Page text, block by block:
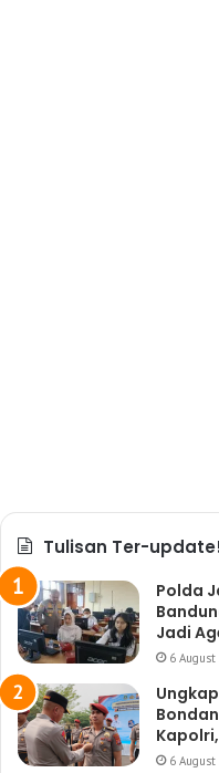
Tulisan Ter-
Polda
Jadi
6
6